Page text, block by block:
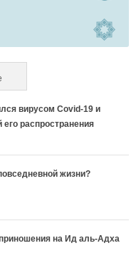
вирусом Covid-19 и
его распространения
жизни?
на Ид аль-Адха